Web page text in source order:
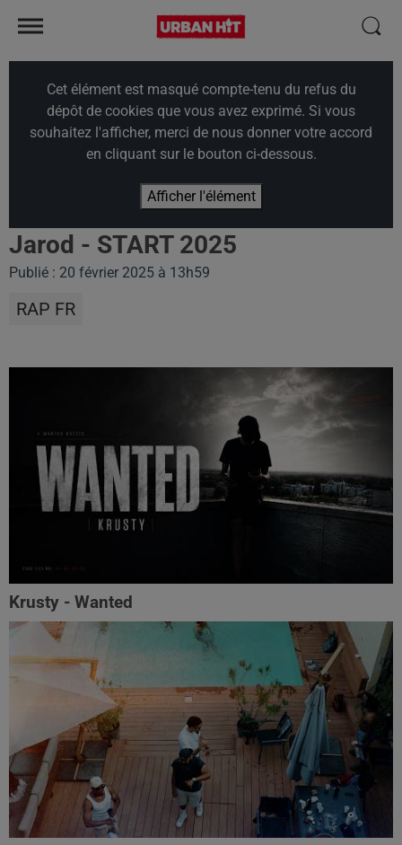
Cet élément est masqué compte-tenu du refus du
dépôt de cookies que vous avez exprimé. Si vous
souhaitez l'afficher, merci de nous donner votre accord
en cliquant sur le bouton ci-dessous.
Afficher l'élément
Jarod - START 2025
Publié : 20 février 2025 à 13h59
RAP FR
Krusty - Wanted